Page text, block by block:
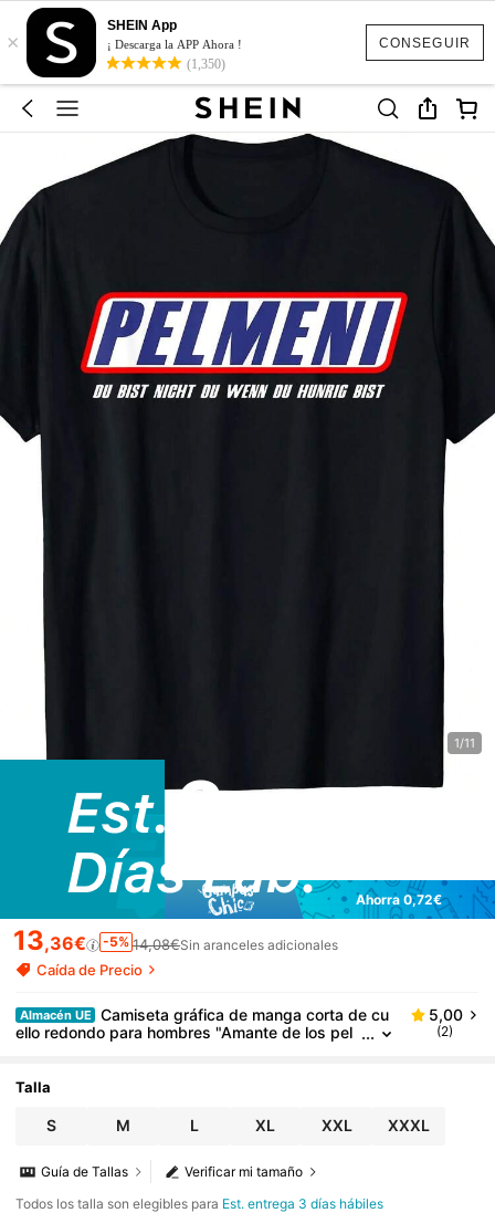
CONSEGUIR
×
SHEIN App
¡ Descarga la APP Ahora !
(1,350)
1/11
Ahorra 0,72€
13,36€ -5% 14,08€Sin aranceles adicionales
Caída de Precio
Almacén UE
Camiseta gráfica de manga corta de cu
ello redondo para hombres "Amante de los pel
divertida con estampado de pelmeni rojo y texto cirí
5,00
(2)
Talla
S M L XL XXL XXXL
Verificar mi tamaño
Guía de Tallas
Todos los talla son elegibles para Est. entrega 3 días hábiles